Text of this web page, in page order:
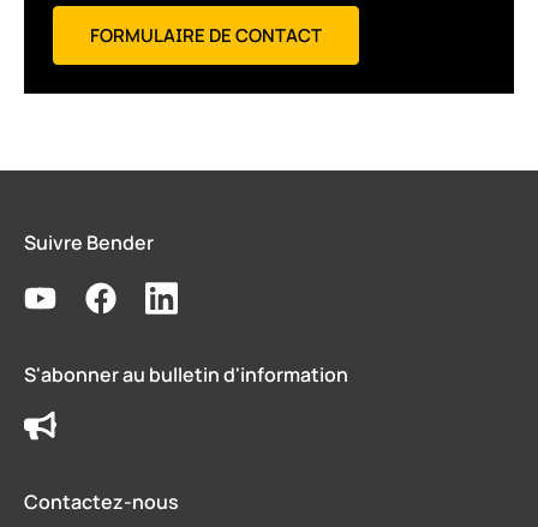
FORMULAIRE DE CONTACT
Suivre Bender
S'abonner au bulletin d'information
Contactez-nous